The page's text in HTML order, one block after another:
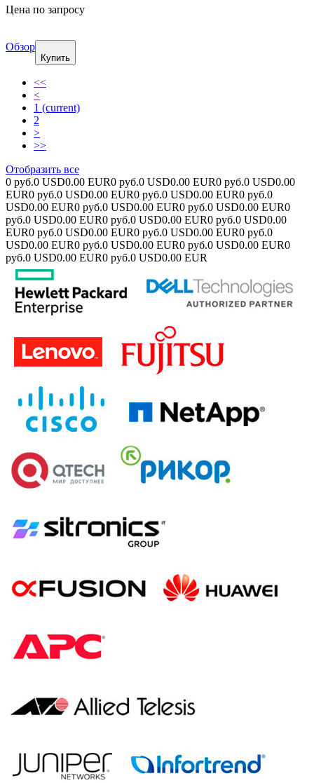
Цена по запросу
Обзор
Купить
<<
<
1 (current)
2
>
>>
Отобразить все
0 руб.0 USD0.00 EUR0 руб.0 USD0.00 EUR0 руб.0 USD0.00
EUR0 руб.0 USD0.00 EUR0 руб.0 USD0.00 EUR0 руб.0
USD0.00 EUR0 руб.0 USD0.00 EUR0 руб.0 USD0.00 EUR0
руб.0 USD0.00 EUR0 руб.0 USD0.00 EUR0 руб.0 USD0.00
EUR0 руб.0 USD0.00 EUR0 руб.0 USD0.00 EUR0 руб.0
USD0.00 EUR0 руб.0 USD0.00 EUR0 руб.0 USD0.00 EUR0
руб.0 USD0.00 EUR0 руб.0 USD0.00 EUR